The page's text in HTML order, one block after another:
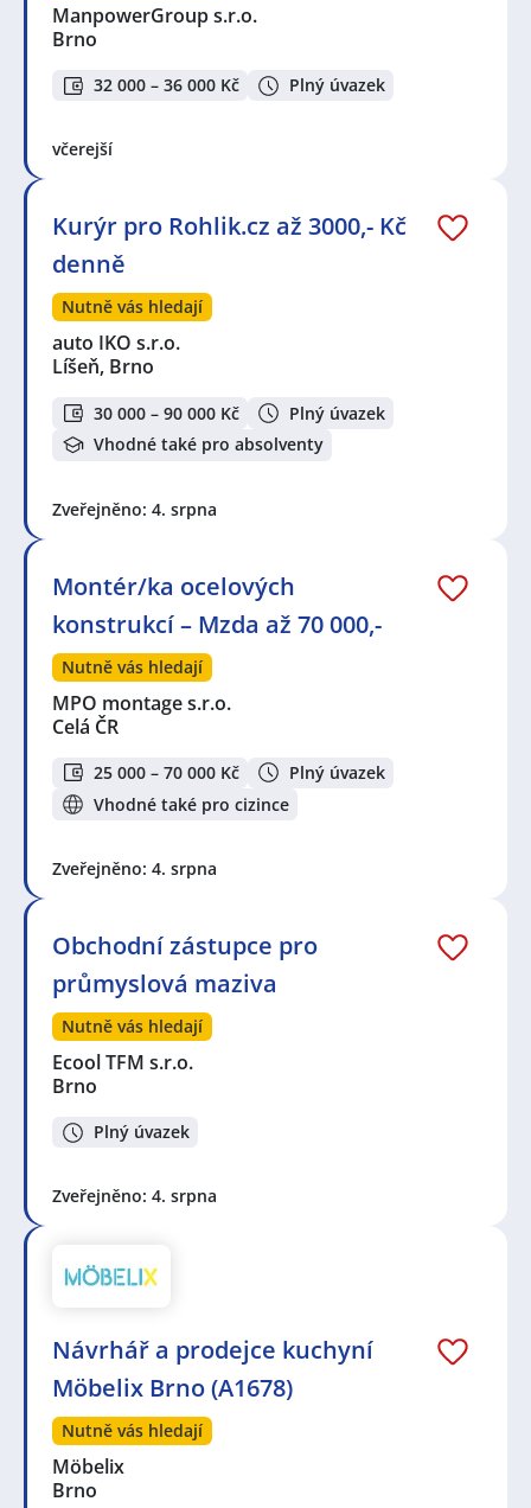
ManpowerGroup s.r.o.
Brno
32 000 – 36 000 Kč Plný úvazek
včerejší
Kurýr pro Rohlik.cz až 3000,- Kč
denně
Nutně vás hledají
auto IKO s.r.o.
Líšeň, Brno
30 000 – 90 000 Kč
Plný úvazek
Vhodné také pro absolventy
Zveřejněno: 4. srpna
Montér/ka ocelových
konstrukcí – Mzda až 70 000,-
Nutně vás hledají
MPO montage s.r.o.
Celá ČR
25 000 – 70 000 Kč
Plný úvazek
Vhodné také pro cizince
Zveřejněno: 4. srpna
Obchodní zástupce pro
průmyslová maziva
Nutně vás hledají
Ecool TFM s.r.o.
Brno
Plný úvazek
Zveřejněno: 4. srpna
Návrhář a prodejce kuchyní
Möbelix Brno (A1678)
Nutně vás hledají
Möbelix
Brno